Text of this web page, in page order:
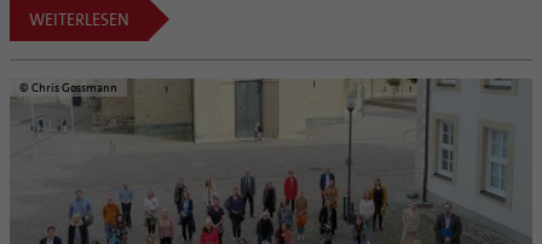
WEITERLESEN
© Chris Gossmann